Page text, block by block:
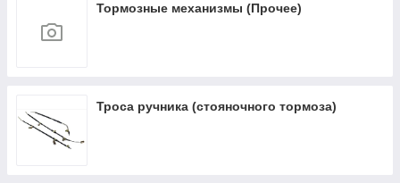
Тормозные механизмы (Прочее)
Троса ручника (стояночного тормоза)